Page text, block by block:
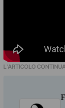
L'ARTICOLO